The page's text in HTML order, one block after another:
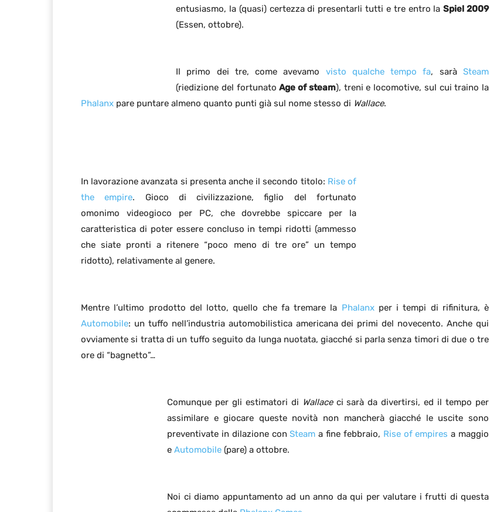
entusiasmo, la (quasi) certezza di presentarli tutti e tre entro laSpiel 2009
(Essen, ottobre).
Il primo dei tre, come avevamo visto qualche tempo fa, saràSteam
(riedizione del fortunatoAge of steam), treni e locomotive, sul cui traino la
Phalanx pare puntare almeno quanto punti già sul nome stesso di Wallace.
In lavorazione avanzata si presenta anche il secondo titolo: Rise of
the empire. Gioco di civilizzazione, figlio del fortunato
omonimo videogioco per PC, che dovrebbe spiccare per la
caratteristica di poter essere concluso in tempi ridotti (ammesso
che siate pronti a ritenere “poco meno di tre ore” un tempo
ridotto), relativamente al genere.
Mentre l’ultimo prodotto del lotto, quello che fa tremare la Phalanxper i tempi di rifinitura, è
Automobile: un tuffo nell’industria automobilistica americana dei primi del novecento. Anche qui
ovviamente si tratta di un tuffo seguito da lunga nuotata, giacché si parla senza timori di due o tre
ore di “bagnetto”…
Comunque per gli estimatori di Wallaceci sarà da divertirsi, ed il tempo per
assimilare e giocare queste novità non mancherà giacché le uscite sono
preventivate in dilazione conSteam a fine febbraio, Rise of empiresa maggio
e Automobile (pare) a ottobre.
Noi ci diamo appuntamento ad un anno da qui per valutare i frutti di questa